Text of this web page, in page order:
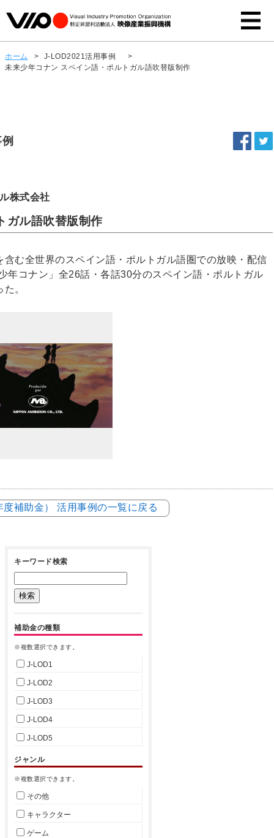
ホーム > J-LOD2021活用事例
>
未来少年コナン スペイン語・ポルトガル語吹替版制作
株式会社
ガル語吹替版制作
む全世界のスペイン語・ポルトガル語圏での放映・配信
年コナン」全26話・各話30分のスペイン語・ポルトガル
。
補助金） 活用事例の一覧に戻る
キーワード検索
補助金の種類
※複数選択できます。
J-LOD1
J-LOD2
J-LOD3
J-LOD4
J-LOD5
ジャンル
※複数選択できます。
その他
キャラクター
ゲーム